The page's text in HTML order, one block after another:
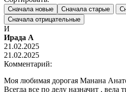
Сначала новые Сначала старые
Сначала отрицательные
И
Ирада А
21.02.2025
21.02.2025
Комментарий:
Моя любимая дорогая Манана
Всегда все по делу назначит , вела